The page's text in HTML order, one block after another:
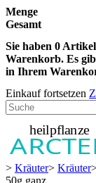
Menge
Gesamt
Sie haben 0
Warenkorb. Es
in Ihrem
Einkauf fortsetzen
> Kräuter> Kräuter